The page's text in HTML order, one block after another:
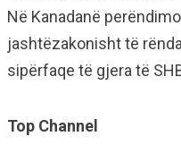
Në Kanadanë
jashtëzakonisht të
sipërfaqe të gjera të
Top Channel